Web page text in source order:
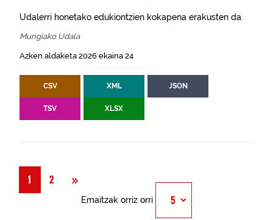
Udalerri honetako edukiontzien kokapena erakusten da.
Mungiako Udala
Azken aldaketa 2026 ekaina 24
CSV XML JSON
TSV XLSX
1 2 »
Emaitzak orriz orri